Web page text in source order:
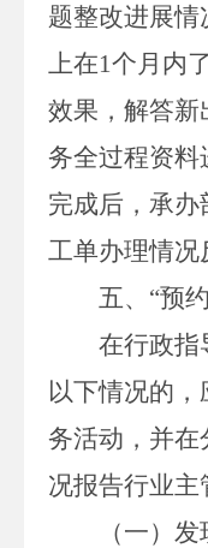
题整改进展情
上在1个月内
效果，解答新
务全过程资料
完成后，承办
工单办理情况
五、 “预
在行政指
以下情况的，
务活动， 并在
况报告行业主
（一） 发